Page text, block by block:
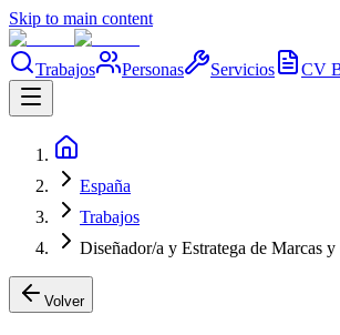
Skip to main content
Trabajos Personas Servicios CV
España
Trabajos
Diseñador/a y Estratega de Marcas
Volver